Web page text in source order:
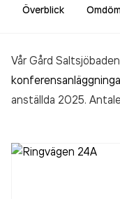
Överblick
Vår Gård
anställda 2025.
1972. Vår Gård